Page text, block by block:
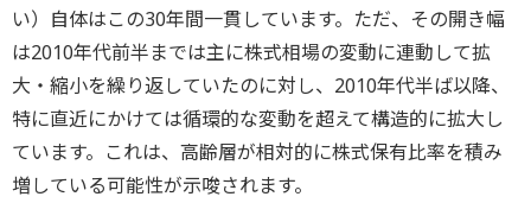
い）自体はこの30年間一貫しています。ただ、その開き幅
は2010年代前半までは主に株式相場の変動に連動して拡
大・縮小を繰り返していたのに対し、2010年代半ば以降、
特に直近にかけては循環的な変動を超えて構造的に拡大し
ています。これは、高齢層が相対的に株式保有比率を積み
増している可能性が示唆されます。